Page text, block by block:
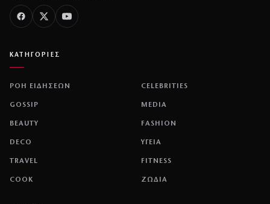
ΚΑΤΗΓΟΡΙΕΣ
ΡΟΗ ΕΙΔΗΣΕΩΝ CELEBRITIES
GOSSIP MEDIA
BEAUTY FASHION
DECO ΥΓΕΙΑ
TRAVEL FITNESS
COOK ΖΩΔΙΑ